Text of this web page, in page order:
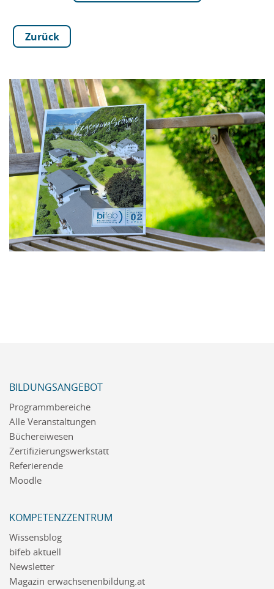
Zurück
BILDUNGSANGEBOT
Programmbereiche
Alle Veranstaltungen
Büchereiwesen
Zertifizierungswerkstatt
Referierende
Moodle
KOMPETENZZENTRUM
Wissensblog
bifeb aktuell
Newsletter
Magazin erwachsenenbildung.at